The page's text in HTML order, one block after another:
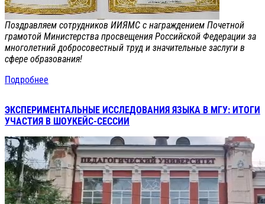
Поздравляем сотрудников ИИЯМС с награждением Почетной
грамотой Министерства просвещения Российской Федерации за
многолетний добросовестный труд и значительные заслуги в
сфере образования!
Подробнее
ЭКСПЕРИМЕНТАЛЬНЫЕ ИССЛЕДОВАНИЯ ЯЗЫКА В МГУ: ИТОГИ
УЧАСТИЯ В ШОУКЕЙС-СЕССИИ